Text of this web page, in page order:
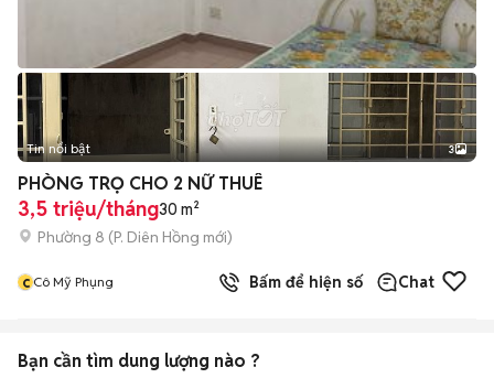
Tin nổi bật 3
PHÒNG TRỌ CHO 2 NỮ THUÊ
3,5 triệu/tháng30 m²
Phường 8 (P. Diên Hồng mới)
c Cô Mỹ Phụng Bấm để hiện số Chat
Bạn cần tìm dung lượng nào ?